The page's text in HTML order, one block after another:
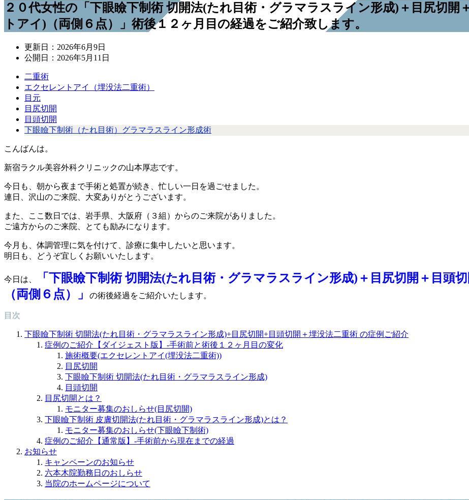
２０代女性の「下眼瞼下制術 切開法(たれ目術・グラマラスライン形成)＋目尻切開
トアイ)（両側６点）」術後１２ヶ月目の経過をご紹介致します。
更新日： 2026年6月9日
公開日： 2026年5月11日
二重術
エクセレントアイ（埋没法二重術）
目元
目尻切開
目頭切開
下眼瞼下制術（たれ目術）グラマラスライン形成術
こんばんは。
新宿ラクル美容外科クリニックの山本厚志です。
今日も、朝から夜まで手術と処置が続き、忙しい一日を過ごせました。
連日、沢山のご来院、大変ありがとうございます。
また、ここ数日では、岩手県、大阪府（３組）からのご来院がありました。
ご遠方からのご来院、とても励みになります。
今月も、体調管理に気を付けて、診療に集中したいと思います。
明日も、どうぞ宜しくお願いいたします。
今日は、
「下眼瞼下制術 切開法(たれ目術・グラマラスライン形成)＋目尻切開＋目頭
（両側６点）」
の術後経過をご紹介いたします。
目次
下眼瞼下制術 切開法(たれ目術・グラマラスライン形成)+目尻切開+目頭切開＋埋没法二重術 の症例ご紹介
症例のご紹介【ダイジェスト版】-手術前と術後１２ヶ月目の変化
施術概要(エクセレントアイ(埋没法二重術))
目尻切開
下眼瞼下制術 切開法(たれ目術・グラマラスライン形成)
目頭切開
目尻切開とは？
モニター募集のおしらせ(目尻切開)
下眼瞼下制術 皮膚切開法(たれ目術・グラマラスライン形成)とは？
モニター募集のおしらせ(下眼瞼下制術)
症例のご紹介【通常版】-手術前から現在までの経過
お知らせ
キャンペーンのお知らせ
六本木院勤務日のおしらせ
当院のホームページについて